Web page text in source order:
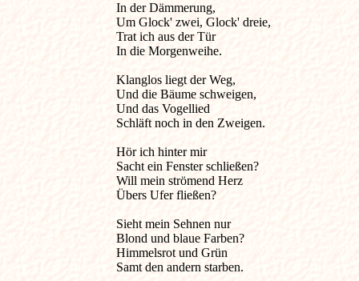
In der Dämmerung,
Um Glock' zwei, Glock' dreie,
Trat ich aus der Tür
In die Morgenweihe.
Klanglos liegt der Weg,
Und die Bäume schweigen,
Und das Vogellied
Schläft noch in den Zweigen.
Hör ich hinter mir
Sacht ein Fenster schließen?
Will mein strömend Herz
Übers Ufer fließen?
Sieht mein Sehnen nur
Blond und blaue Farben?
Himmelsrot und Grün
Samt den andern starben.